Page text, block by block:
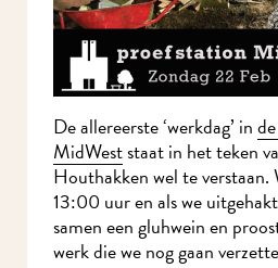
De allereerste ‘werkdag’ in
MidWeststaat in het teken
Houthakken wel te verstaan.
13:00 uur en als we
samen een gluhwein en
werk die we nog gaan